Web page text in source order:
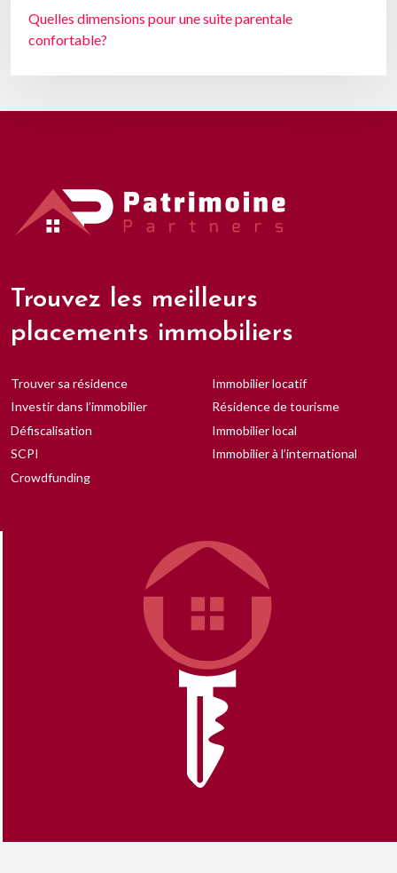
Quelles dimensions pour une suite parentale
confortable?
Trouvez les meilleurs
placements immobiliers
Trouver sa résidence
Investir dans l’immobilier
Défiscalisation
SCPI
Crowdfunding
Immobilier locatif
Résidence de tourisme
Immobilier local
Immobilier à l’international